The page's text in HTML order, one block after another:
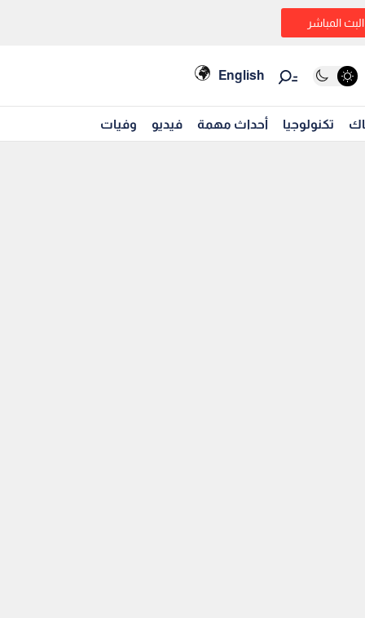
البث المباشر
English
تكنولوجيا أحداث مهمة فيديو وفيات